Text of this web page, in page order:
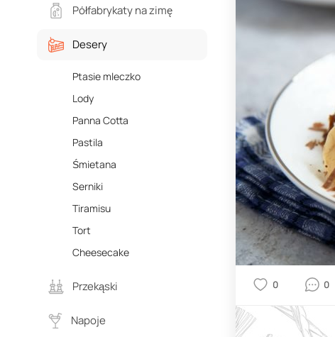
Półfabrykaty na zimę
Desery
Ptasie mleczko
Lody
Panna Cotta
Pastila
Śmietana
Serniki
Tiramisu
Tort
Cheesecake
Przekąski
Napoje
0 0